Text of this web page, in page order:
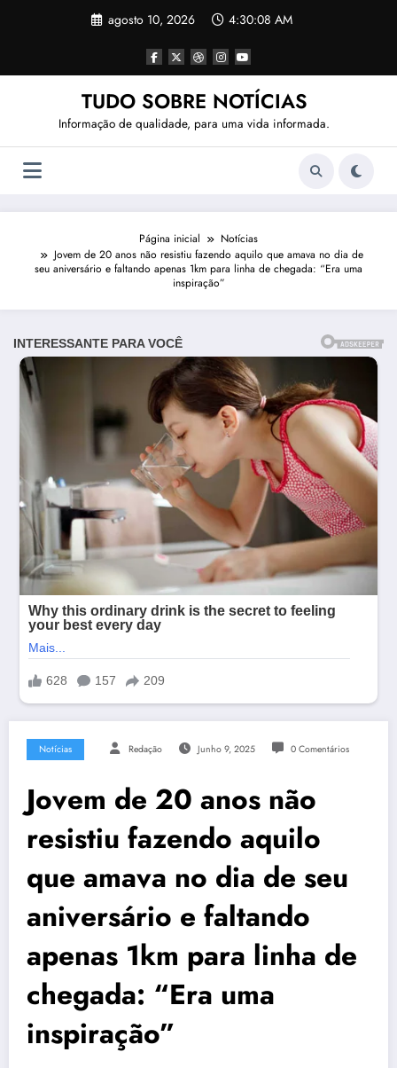
agosto 10, 2026 4:30:11 AM
TUDO SOBRE NOTÍCIAS
Informação de qualidade, para uma vida informada.
Página inicial
Notícias
Jovem de 20 anos não resistiu fazendo aquilo que amava no dia de
seu aniversário e faltando apenas 1km para linha de chegada: “Era uma
inspiração”
Notícias Redação Junho 9, 2025 0 Comentários
Jovem de 20 anos não
resistiu fazendo aquilo
que amava no dia de seu
aniversário e faltando
apenas 1km para linha de
chegada: “Era uma
inspiração”